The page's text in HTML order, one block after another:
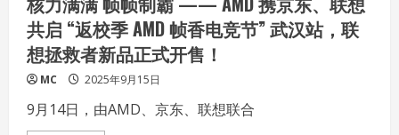
共启 “返校季 AMD 帧香电竞节” 武汉站，联
想拯救者新品正式开售！
MC 2025年9月15日
9月14日，由AMD、京东、联想联合